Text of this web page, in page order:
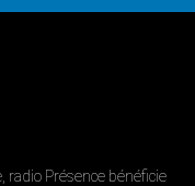
radio Présence bénéficie